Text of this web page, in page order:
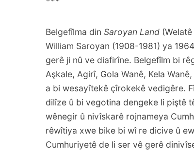
Belgefîlma din Saroyan Land
William Saroyan (1908-1981) ya
gerê ji nû ve diafirîne. Belgefîlm bi
Aşkale, Agirî, Gola Wanê, Kela
a bi wesayîtekê çîrokekê vedigêre.
dilîze û bi vegotina dengeke li piştê
wênegir û nivîskarê rojnameya
rêwîtiya xwe bike bi wî re dicive û
Cumhuriyetê de li ser vê gerê